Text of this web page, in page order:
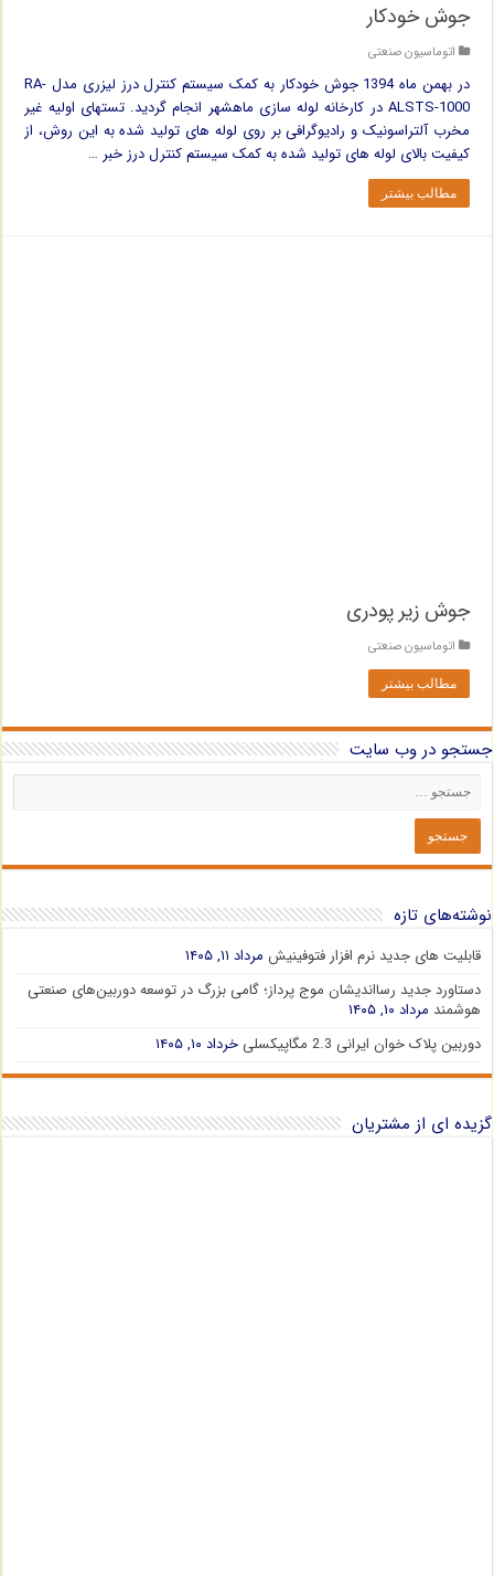
جوش خودکار
اتوماسیون صنعتی
در بهمن ماه 1394 جوش خودکار به کمک سیستم کنترل درز لیزری مدل RA-
ALSTS-1000 در کارخانه لوله سازی ماهشهر انجام گردید. تستهای اولیه غیر
مخرب آلتراسونیک و رادیوگرافی بر روی لوله های تولید شده به این روش، از
کیفیت بالای لوله های تولید شده به کمک سیستم کنترل درز خبر …
مطالب بیشتر
جوش زیر پودری
اتوماسیون صنعتی
مطالب بیشتر
جستجو در وب سایت
نوشته‌های تازه
قابلیت های جدید نرم افزار فتوفینیش مرداد ۱۱, ۱۴۰۵
دستاورد جدید رسااندیشان موج پرداز؛ گامی بزرگ در توسعه دوربین‌های صنعتی
هوشمند مرداد ۱۰, ۱۴۰۵
دوربین پلاک خوان ایرانی 2.3 مگاپیکسلی
خرداد ۱۰, ۱۴۰۵
گزیده ای از مشتریان